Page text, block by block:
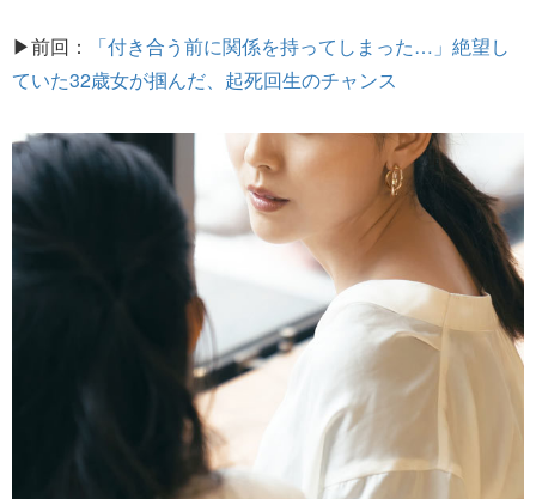
▶前回：
「付き合う前に関係を持ってしまった…」絶望し
ていた32歳女が掴んだ、起死回生のチャンス